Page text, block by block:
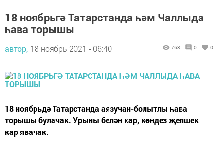
18 ноябрьгә Татарстанда һәм Чаллыда
һава торышы
автор, 18 ноябрь 2021 - 06:40 763 0 0
18 ноябрьдә Татарстанда аязучан-болытлы һава
торышы булачак. Урыны белән кар, көндез җепшек
кар явачак.